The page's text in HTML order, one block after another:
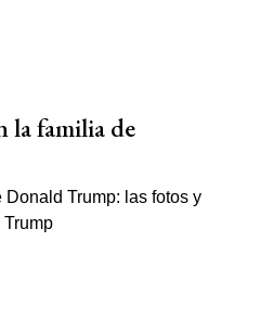
la familia de